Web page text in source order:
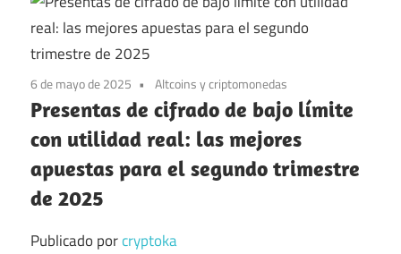
6 de mayo de 2025 Altcoins y criptomonedas
Presentas de cifrado de bajo límite
con utilidad real: las mejores
apuestas para el segundo trimestre
de 2025
Publicado porcryptoka